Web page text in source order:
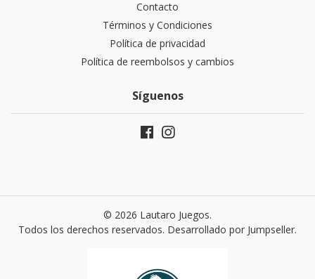
Contacto
Términos y Condiciones
Política de privacidad
Política de reembolsos y cambios
Síguenos
© 2026 Lautaro Juegos.
Todos los derechos reservados. Desarrollado por Jumpseller.